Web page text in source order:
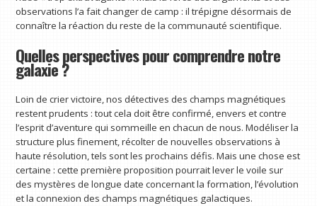
observations l’a fait changer de camp : il trépigne désormais de
connaître la réaction du reste de la communauté scientifique.
Quelles perspectives pour comprendre notre
galaxie ?
Loin de crier victoire, nos détectives des champs magnétiques
restent prudents : tout cela doit être confirmé, envers et contre
l’esprit d’aventure qui sommeille en chacun de nous. Modéliser la
structure plus finement, récolter de nouvelles observations à
haute résolution, tels sont les prochains défis. Mais une chose est
certaine : cette première proposition pourrait lever le voile sur
des mystères de longue date concernant la formation, l’évolution
et la connexion des champs magnétiques galactiques.